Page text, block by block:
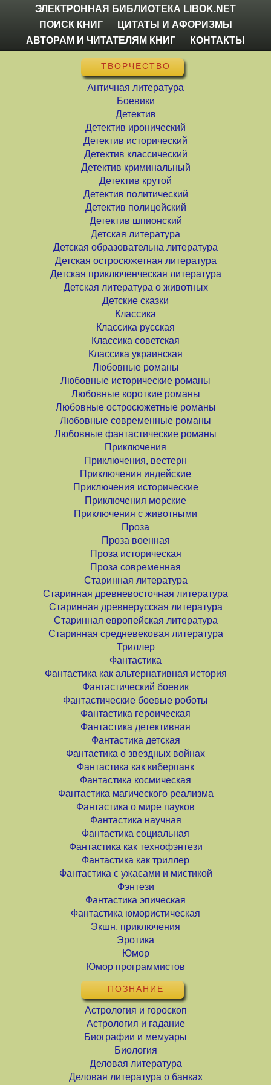
ЭЛЕКТРОННАЯ БИБЛИОТЕКА LIBOK.NET
ПОИСК КНИГ
ЦИТАТЫ И АФОРИЗМЫ
АВТОРАМ И ЧИТАТЕЛЯМ КНИГ
КОНТАКТЫ
ТВОРЧЕСТВО
Античная литература
Боевики
Детектив
Детектив иронический
Детектив исторический
Детектив классический
Детектив криминальный
Детектив крутой
Детектив политический
Детектив полицейский
Детектив шпионский
Детская литература
Детская образовательна литература
Детская остросюжетная литература
Детская приключенческая литература
Детская литература о животных
Детские сказки
Классика
Классика русская
Классика советская
Классика украинская
Любовные романы
Любовные исторические романы
Любовные короткие романы
Любовные остросюжетные романы
Любовные современные романы
Любовные фантастические романы
Приключения
Приключения, вестерн
Приключения индейские
Приключения исторические
Приключения морские
Приключения с животными
Проза
Проза военная
Проза историческая
Проза современная
Старинная литература
Старинная древневосточная литература
Старинная древнерусская литература
Старинная европейская литература
Старинная средневековая литература
Триллер
Фантастика
Фантастика как альтернативная история
Фантастический боевик
Фантастические боевые роботы
Фантастика героическая
Фантастика детективная
Фантастика детская
Фантастика о звездных войнах
Фантастика как киберпанк
Фантастика космическая
Фантастика магического реализма
Фантастика о мире пауков
Фантастика научная
Фантастика социальная
Фантастика как технофэнтези
Фантастика как триллер
Фантастика с ужасами и мистикой
Фэнтези
Фантастика эпическая
Фантастика юмористическая
Экшн, приключения
Эротика
Юмор
Юмор программистов
ПОЗНАНИЕ
Астрология и гороскоп
Астрология и гадание
Биографии и мемуары
Биология
Деловая литература
Деловая литература о банках